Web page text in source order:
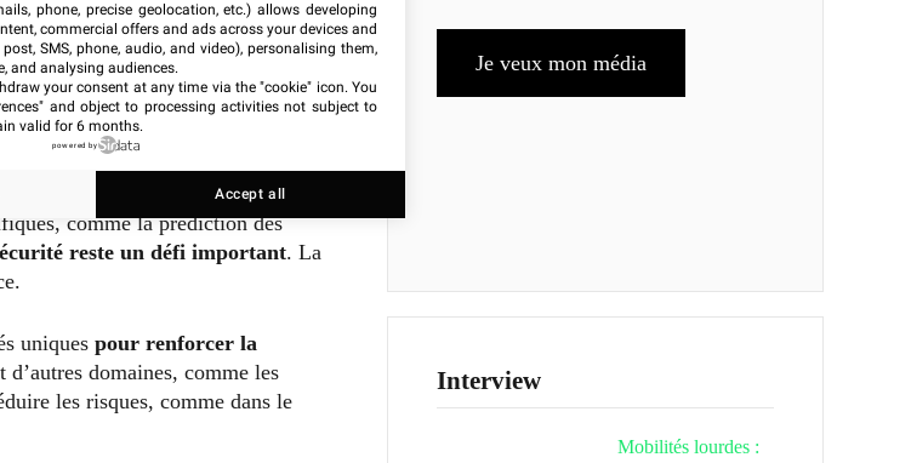
mondiales
gouvernements et entreprises
qui soutiennent
comme l’apprentissage
comme la prédiction des
reste un défi important. La
uniques pour renforcer la
domaines, comme les
les risques, comme dans le
Je veux mon média
Interview
Mobilités lourdes :
phone, precise geolocation, etc.) allows developing
commercial offers and ads across your devices and
SMS, phone, audio, and video), personalising them,
and analysing audiences.
your consent at any time via the "cookie" icon. You
and object to processing activities not subject to
valid for 6 months.
powered by
Accept all